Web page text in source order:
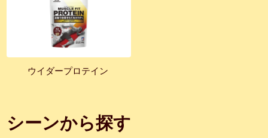
ウイダープロテイン
シーンから探す